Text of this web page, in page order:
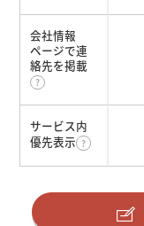
会社情報
ページで連
絡先を掲載
サービス内
優先表示